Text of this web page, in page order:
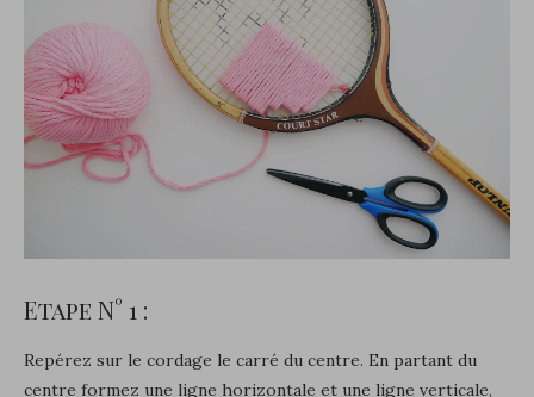
Etape N° 1 :
Repérez sur le cordage le carré du centre. En partant du
centre formez une ligne horizontale et une ligne verticale,